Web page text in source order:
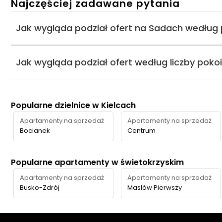
Najczęściej zadawane pytania
Jak wygląda podział ofert na Sadach według
Jak wygląda podział ofert według liczby
Popularne dzielnice w Kielcach
Apartamenty na sprzedaż
Bocianek
Apartamenty na sprzedaż
Centrum
Popularne apartamenty w świetokrzyskim
Apartamenty na sprzedaż
Busko-Zdrój
Apartamenty na sprzedaż
Masłów Pierwszy